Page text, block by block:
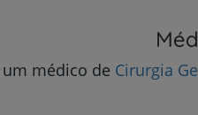
médico de Cirurgia